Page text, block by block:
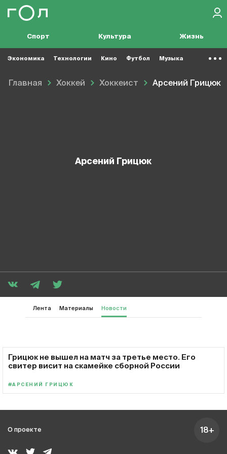
Спорт Культура Жизнь
Экономика Технологии Кино Футбол Музыка
Главная Хоккей Хоккеист Арсений Грицюк
Арсений Грицюк
Лента Материалы Новости
Грицюк не вышел на матч за третье место. Его
свитер висит на скамейке сборной России
#АРСЕНИЙ ГРИЦЮК
О проекте 18+